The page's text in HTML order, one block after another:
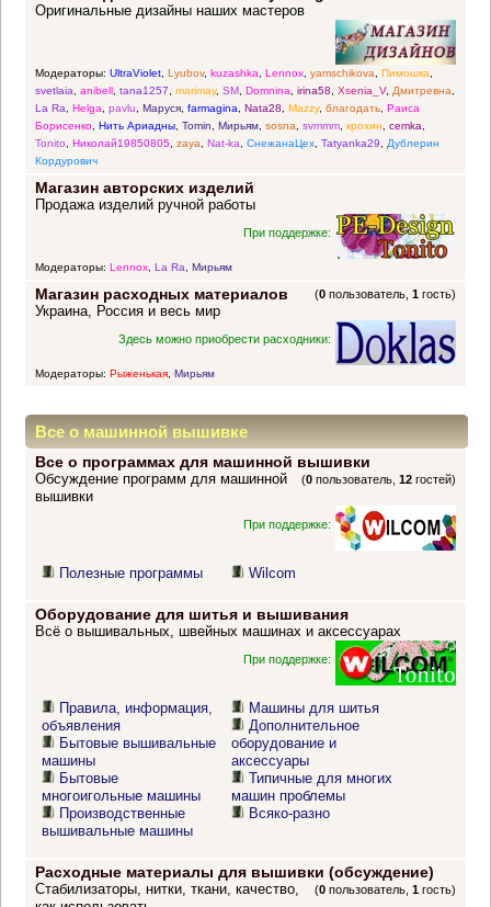
Оригинальные дизайны наших мастеров
Модераторы: UltraViolet, Lyubov, kuzashka, Lennox, yamschikova, Пимошка,
svetlaia, anibell, tana1257, marimay, SM, Domnina, irina58, Xsenia_V, Дмитревна,
La Ra, Helga, pavlu, Маруся, farmagina, Nata28, Mazzy, благодать, Раиса
Борисенко, Нить Ариадны, Tomin, Мирьям, sosna, svmmm, крохин, cemka,
Tonito, Николай19850805, zaya, Nat-ka, СнежанаЦех, Tatyanka29, Дублерин
Кордурович
Магазин авторских изделий
Продажа изделий ручной работы
При поддержке:
Модераторы: Lennox, La Ra, Мирьям
Магазин расходных материалов (0 пользователь,1 гость)
Украина, Россия и весь мир
Здесь можно приобрести расходники:
Модераторы: Рыженькая, Мирьям
Все о машинной вышивке
Все о программах для машинной вышивки
(0 пользователь,12 гостей)
Обсуждение программ для машинной
вышивки
При поддержке:
Полезные программы Wilcom
Оборудование для шитья и вышивания
Всё о вышивальных, швейных машинах и аксессуарах
При поддержке:
Правила, информация,
объявления
Бытовые вышивальные
машины
Бытовые
многоигольные машины
Производственные
вышивальные машины
Машины для шитья
Дополнительное
оборудование и
аксессуары
Типичные для многих
машин проблемы
Всяко-разно
Расходные материалы для вышивки (обсуждение)
(0 пользователь,1 гость)
Стабилизаторы, нитки, ткани, качество,